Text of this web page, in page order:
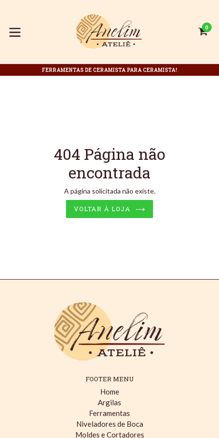
conteúdo
0
FERRAMENTAS DE CERAMISTA PARA CERAMISTA!
404 Página não
encontrada
A página solicitada não existe.
VOLTAR À LOJA
FOOTER MENU
Home
Argilas
Ferramentas
Niveladores de Boca
Moldes e Cortadores